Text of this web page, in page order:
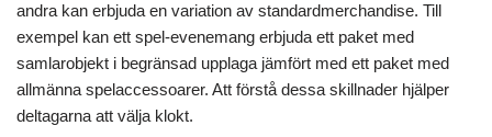
andra kan erbjuda en variation av standardmerchandise. Till
exempel kan ett spel-evenemang erbjuda ett paket med
samlarobjekt i begränsad upplaga jämfört med ett paket med
allmänna spelaccessoarer. Att förstå dessa skillnader hjälper
deltagarna att välja klokt.